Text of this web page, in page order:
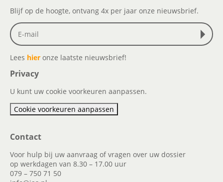
Blijf op de hoogte, ontvang 4x per jaar onze nieuwsbrief.
Lees hier onze laatste nieuwsbrief!
Privacy
U kunt uw cookie voorkeuren aanpassen.
Cookie voorkeuren aanpassen
Contact
Voor hulp bij uw aanvraag of vragen over uw dossier
op werkdagen van 8.30 – 17.00 uur
079 – 750 71 50